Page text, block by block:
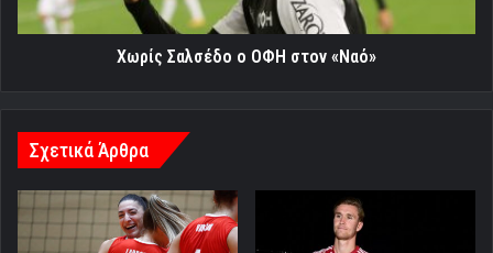
Χωρίς Σαλσέδο ο ΟΦΗ στον «Ναό»
Σχετικά Άρθρα